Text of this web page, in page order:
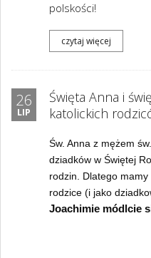
polskości!
czytaj więcej
26
LIP
Święta Anna i
katolickich
Św. Anna z mężem
dziadków w Świętej
rodzin. Dlatego mamy
rodzice (i jako
Joachimie módlcie